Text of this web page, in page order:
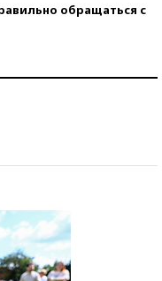
обращаться с